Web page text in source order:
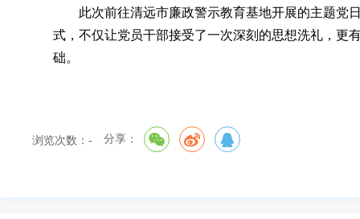
此次前往清远市廉政警示教育基地开展的主题党
式 ， 不仅让党员干部接受了一次深刻的思想洗礼，更
础。
浏览次数： - 分享：